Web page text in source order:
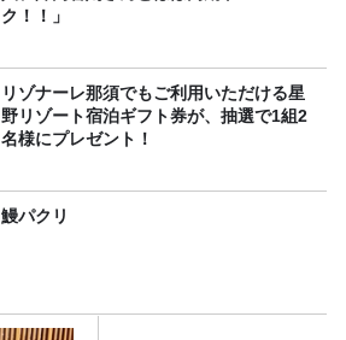
ク！！」
リゾナーレ那須でもご利用いただける星
野リゾート宿泊ギフト券が、抽選で1組2
名様にプレゼント！
鰻パクリ